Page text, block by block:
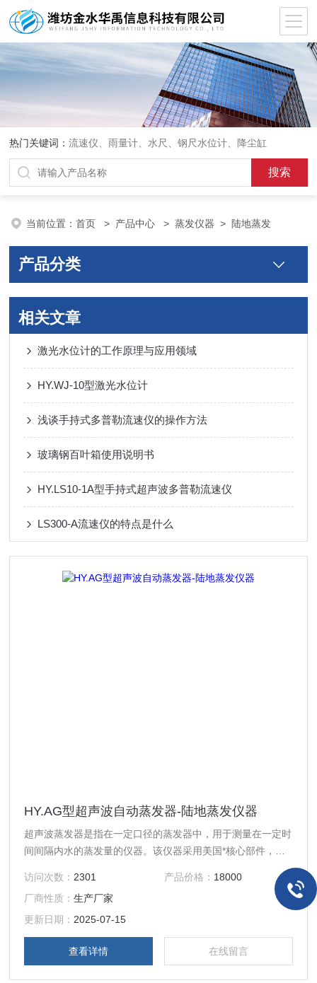
热门关键词：流速仪、雨量计、水尺、钢尺水位计、降尘缸
当前位置：首页 > 产品中心 >蒸发仪器 > 陆地蒸发
产品分类
相关文章
激光水位计的工作原理与应用领域
HY.WJ-10型激光水位计
浅谈手持式多普勒流速仪的操作方法
玻璃钢百叶箱使用说明书
HY.LS10-1A型手持式超声波多普勒流速仪
LS300-A流速仪的特点是什么
HY.AG型超声波自动蒸发器-陆地蒸发仪器
超声波蒸发器是指在一定口径的蒸发器中，用于测量在一定时
间间隔内水的蒸发量的仪器。该仪器采用美国*核心部件，具
有性能稳定，适应性强，测量精度高等优点，可与自动气象站
或专业蒸发记录仪配合使用。适用于气象、水文、农业等部
门。HY.AG型超声波自动蒸发器-陆地蒸发仪器 由蒸发桶、水
圈、溢流桶和传感器等组成。
访问次数： 2301 产品价格： 18000
厂商性质：生产厂家
更新日期： 2025-07-15
查看详情 在线留言